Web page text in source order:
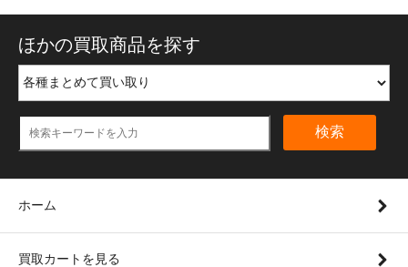
ほかの買取商品を探す
検索
ホーム
買取カートを見る